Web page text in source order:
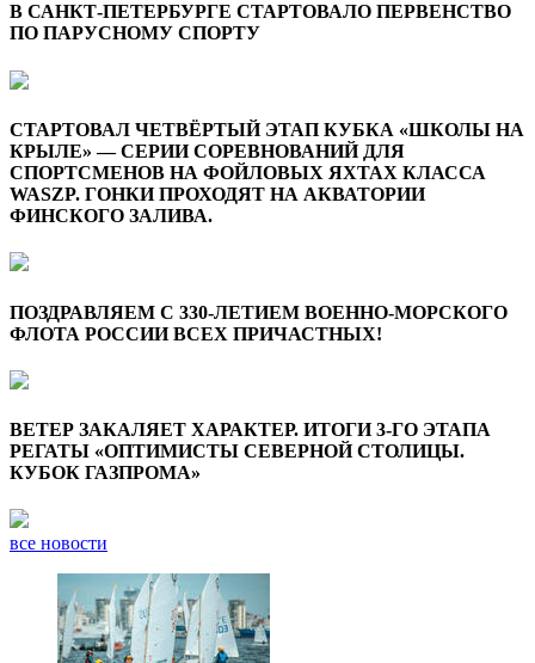
В САНКТ-ПЕТЕРБУРГЕ СТАРТОВАЛО ПЕРВЕНСТВО
ПО ПАРУСНОМУ СПОРТУ
СТАРТОВАЛ ЧЕТВЁРТЫЙ ЭТАП КУБКА «ШКОЛЫ НА
КРЫЛЕ» — СЕРИИ СОРЕВНОВАНИЙ ДЛЯ
СПОРТСМЕНОВ НА ФОЙЛОВЫХ ЯХТАХ КЛАССА
WASZP. ГОНКИ ПРОХОДЯТ НА АКВАТОРИИ
ФИНСКОГО ЗАЛИВА.
ПОЗДРАВЛЯЕМ С 330-ЛЕТИЕМ ВОЕННО-МОРСКОГО
ФЛОТА РОССИИ ВСЕХ ПРИЧАСТНЫХ!
ВЕТЕР ЗАКАЛЯЕТ ХАРАКТЕР. ИТОГИ 3-ГО ЭТАПА
РЕГАТЫ «ОПТИМИСТЫ СЕВЕРНОЙ СТОЛИЦЫ.
КУБОК ГАЗПРОМА»
все новости